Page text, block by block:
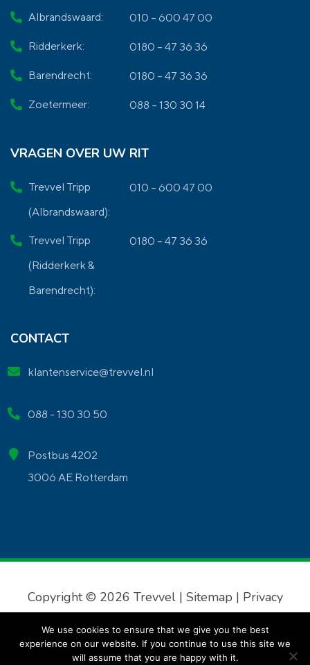
Albrandswaard: 010 – 600 47 00
Ridderkerk: 0180 – 47 36 36
Barendrecht: 0180 – 47 36 36
Zoetermeer: 088 – 130 30 14
VRAGEN OVER UW RIT
Trevvel Tripp
(Albrandswaard):
010 – 600 47 00
Trevvel Tripp
(Ridderkerk &
Barendrecht):
0180 – 47 36 36
CONTACT
klantenservice@trevvel.nl
088 - 130 30 50
Postbus 4202
3006 AE Rotterdam
Copyright © 2026 Trevvel | Sitemap | Privacy
We use cookies to ensure that we give you the best
experience on our website. If you continue to use this site we
will assume that you are happy with it.